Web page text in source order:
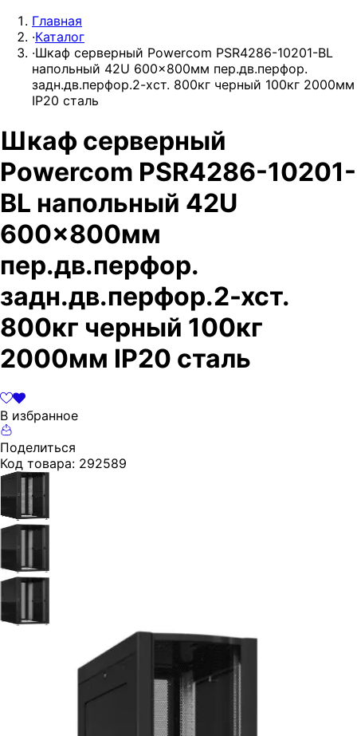
Главная
·Каталог
·Шкаф серверный Powercom PSR4286-10201-BL
напольный 42U 600x800мм пер.дв.перфор.
задн.дв.перфор.2-хст. 800кг черный 100кг 2000мм
IP20 сталь
Шкаф серверный
Powercom PSR4286-10201-
BL напольный 42U
600x800мм
пер.дв.перфор.
задн.дв.перфор.2-хст.
800кг черный 100кг
2000мм IP20 сталь
В избранное
Поделиться
Код товара: 292589